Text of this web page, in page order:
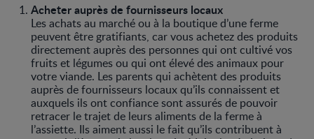
Acheter auprès de fournisseurs locaux
Les achats au marché ou à la boutique d’une ferme
peuvent être gratifiants, car vous achetez des produits
directement auprès des personnes qui ont cultivé vos
fruits et légumes ou qui ont élevé des animaux pour
votre viande. Les parents qui achètent des produits
auprès de fournisseurs locaux qu’ils connaissent et
auxquels ils ont confiance sont assurés de pouvoir
retracer le trajet de leurs aliments de la ferme à
l’assiette. Ils aiment aussi le fait qu’ils contribuent à